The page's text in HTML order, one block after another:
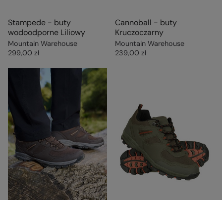
Stampede - buty
wodoodporne Liliowy
Mountain Warehouse
299,00 zł
Cannoball - buty
Kruczoczarny
Mountain Warehouse
239,00 zł